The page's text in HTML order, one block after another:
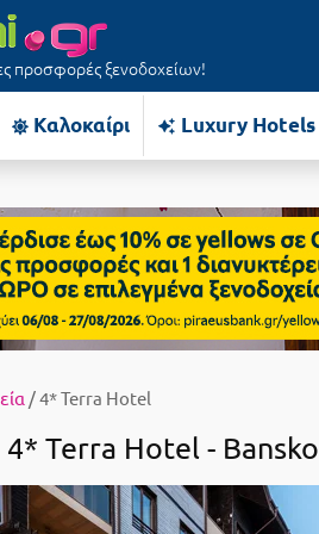
προσφορές ξενοδοχείων!
Καλοκαίρι Luxury Hotels
/ 4* Terra Hotel
4* Terra Hotel - Βansko